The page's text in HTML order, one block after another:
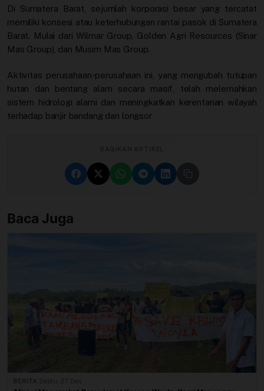
Di Sumatera Barat, sejumlah korporasi besar yang tercatat
memiliki konsesi atau keterhubungan rantai pasok di Sumatera
Barat. Mulai dari Wilmar Group, Golden Agri Resources (Sinar
Mas Group), dan Musim Mas Group.
Aktivitas perusahaan-perusahaan ini, yang mengubah tutupan
hutan dan bentang alam secara masif, telah melemahkan
sistem hidrologi alami dan meningkatkan kerentanan wilayah
terhadap banjir bandang dan longsor
Baca Juga